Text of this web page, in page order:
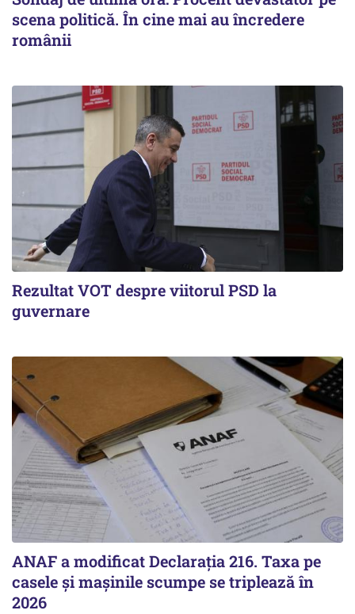
scena politică. În cine mai au încredere
românii
Rezultat VOT despre viitorul PSD la
guvernare
ANAF a modificat Declarația 216. Taxa pe
casele și mașinile scumpe se triplează în
2026